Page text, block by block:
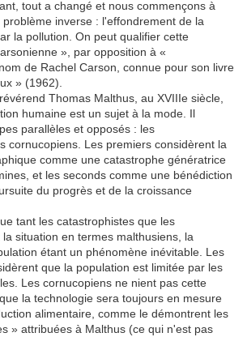
tout a changé et nous commençons à
inverse : l'effondrement de la
la pollution. On peut qualifier cette
», par opposition à «
de Rachel Carson, connue pour son livre
» (1962).
Thomas Malthus, au XVIIIe siècle,
humaine est un sujet à la mode. Il
parallèles et opposés : les
cornucopiens. Les premiers considèrent la
comme une catastrophe génératrice
et les seconds comme une bénédiction
du progrès et de la croissance
tant les catastrophistes que les
situation en termes malthusiens, la
étant un phénomène inévitable. Les
que la population est limitée par les
Les cornucopiens ne nient pas cette
la technologie sera toujours en mesure
alimentaire, comme le démontrent les
» attribuées à Malthus (ce qui n'est pas